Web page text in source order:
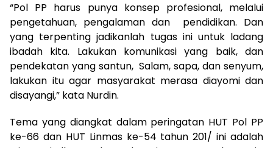
“Pol PP harus punya konsep profesional, melalui
pengetahuan, pengalaman dan pendidikan. Dan
yang terpenting jadikanlah tugas ini untuk ladang
ibadah kita. Lakukan komunikasi yang baik, dan
pendekatan yang santun, Salam, sapa, dan senyum,
lakukan itu agar masyarakat merasa diayomi dan
disayangi,” kata Nurdin.
Tema yang diangkat dalam peringatan HUT Pol PP
ke-66 dan HUT Linmas ke-54 tahun 201/ ini adalah